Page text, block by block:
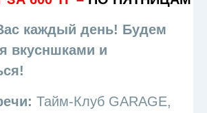
каждый день! Будем
вкусншками и
Тайм-Клуб GARAGE,